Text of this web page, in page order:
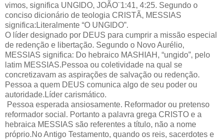
vimos, significa UNGIDO, JOÃO¨1:41, 4:25. Segundo o
conciso dicionário de teologia CRISTÃ, MESSIAS
significa:Literalmente “O UNGIDO”.
O líder designado por DEUS para cumprir a missão especial
de redenção e libertação. Segundo o Novo Aurélio,
MESSIAS significa: Do hebraico MASHIAH, “ungido”, pelo
latim MESSIAS.Pessoa ou coletividade na qual se
concretizavam as aspirações de salvação ou redenção.
Pessoa a quem DEUS comunica algo de seu poder ou
autoridade.Líder carismático.
Pessoa esperada ansiosamente. Reformador ou pretenso
reformador social. Portanto a palavra grega CRISTO e a
hebraica MESSIAS são referentes a título, não a nome
próprio.No Antigo Testamento, quando os reis, sacerdotes e